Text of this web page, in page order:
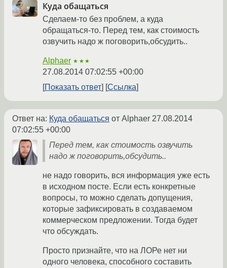
Куда обащаться
Сделаем-то без проблем, а куда
обращаться-то. Перед тем, как стоимость
озвучить надо ж поговорить,обсудить..
Alphaer ★★★
27.08.2014 07:02:55 +00:00
Показать ответ
Ссылка
Ответ на: Куда обащаться от Alphaer 27.08.2014
07:02:55 +00:00
Перед тем, как стоимость озвучить
надо ж поговорить,обсудить..
не надо говорить, вся информация уже есть
в исходном посте. Если есть конкретные
вопросы, то можно сделать допущения,
которые зафиксировать в создаваемом
коммерческом предложении. Тогда будет
что обсуждать.
Просто признайте, что на ЛОРе нет ни
одного человека, способного составить